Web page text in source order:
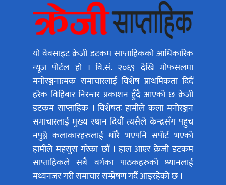
यो वेवसाइट क्रेजी डटकम साप्ताहिकको आधिकारिक
न्यूज पोर्टल हो । वि.सं. २०६९ देखि मोफसलमा
मनोरञ्जनात्मक समाचारलाई विशेष प्राथमिकता दिदैं
हरेक विहिबार निरन्तर प्रकाशन हुँदै आएको छ क्रेजी
डटकम साप्ताहिक । विशेषतः हामीले कला मनोरञ्जन
समाचारलाई मुख्य स्थान दियौं त्यसैले केन्द्रसँग पहुच
नपुग्ने कलाकारहरुलाई थोरै भएपनि सपोर्ट भएको
हामीले महसुस गरेका छौं । हाल आएर क्रेजी डटकम
साप्ताहिकले सबै वर्गका पाठकहरुको ध्यानलाई
मध्यनजर गरी समाचार सम्प्रेषण गर्दै आइरहेको छ ।